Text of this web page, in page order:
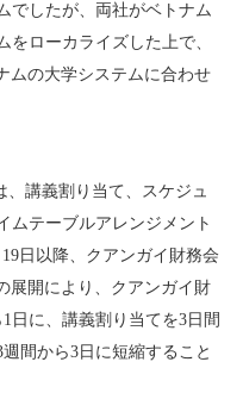
でしたが、両社がベトナム
ローカライズした上で、
ムの大学システムに合わせ
、講義割り当て、スケジュ
ムテーブルアレンジメント
19 日以降、クアンガイ財務会
展開により、クアンガイ財
1 日に、講義割り当てを3 日間
週間から3 日に短縮すること